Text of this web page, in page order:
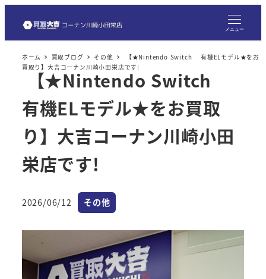
メニュー
ホーム 買取ブログ その他
【★Nintendo Switch 有機ELモデル★をお
買取り】大吉コーナン川崎小田栄店です!
【★Nintendo Switch
有機ELモデル★をお買取
り】大吉コーナン川崎小田
栄店です!
投稿日
2026/06/12 カテゴリー
その他